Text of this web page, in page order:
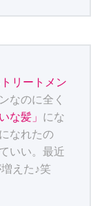
リートメン
なのに全く
な髪」 にな
なれたの
いい。最近
えた♪笑